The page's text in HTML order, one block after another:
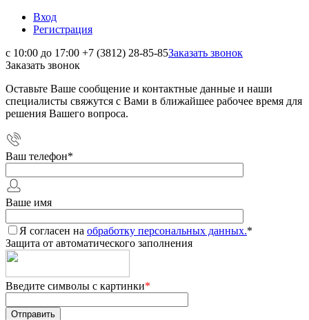
Вход
Регистрация
с 10:00 до 17:00 +7 (3812) 28-85-85Заказать звонок
Заказать звонок
Оставьте Ваше сообщение и контактные данные и наши
специалисты свяжутся с Вами в ближайшее рабочее время для
решения Вашего вопроса.
Ваш телефон*
Ваше имя
Я согласен на обработку персональных данных.*
Защита от автоматического заполнения
Введите символы с картинки*